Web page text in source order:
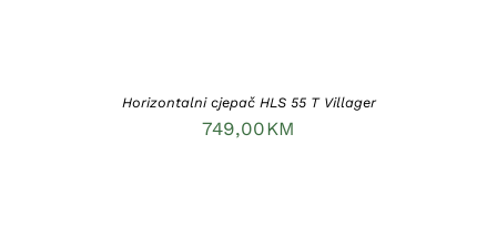
Horizontalni cjepač HLS 55 T Villager
749,00KM